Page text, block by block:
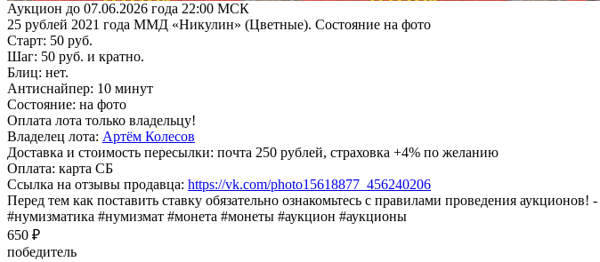
Аукцион до 07.06.2026 года 22:00 МСК
25 рублей 2021 года ММД «Никулин» (Цветные). Состояние на фото
Старт: 50 руб.
Шаг: 50 руб. и кратно.
Блиц: нет.
Антиснайпер: 10 минут
Состояние: на фото
Оплата лота только владельцу!
Владелец лота: Артём Колесов
Доставка и стоимость пересылки: почта 250 рублей, страховка +4% по желанию
Оплата: карта СБ
Ссылка на отзывы продавца: https://vk.com/photo15618877_456240206
Перед тем как поставить ставку обязательно ознакомьтесь с правилами проведения аукционов! -
#нумизматика #нумизмат #монета #монеты #аукцион #аукционы
650 ₽
победитель